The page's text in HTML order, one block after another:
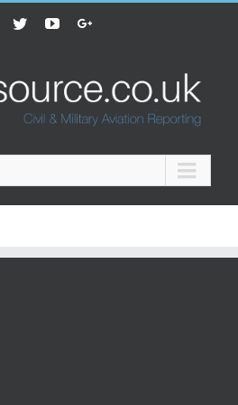
Facebook
TwitterYoutubeGoogle+